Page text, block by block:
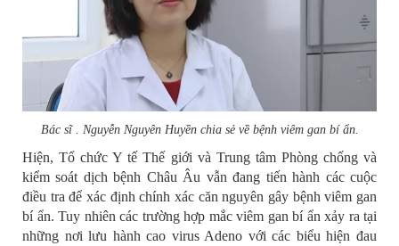
Bác sĩ . Nguyễn Nguyên Huyền chia sẻ về bệnh viêm gan bí ẩn.
Hiện, Tổ chức Y tế Thế giới và Trung tâm Phòng chống và
kiểm soát dịch bệnh Châu Âu vẫn đang tiến hành các cuộc
điều tra để xác định chính xác căn nguyên gây bệnh viêm gan
bí ẩn. Tuy nhiên các trường hợp mắc viêm gan bí ẩn xảy ra tại
những nơi lưu hành cao virus Adeno với các biểu hiện đau